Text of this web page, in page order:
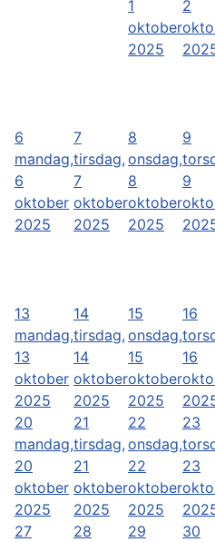
1
oktober
2025
2
6
mandag,
6
oktober
2025
7
tirsdag,
7
oktober
2025
8
onsdag,
8
oktober
2025
9
9
13
mandag,
13
oktober
2025
14
tirsdag,
14
oktober
2025
15
onsdag,
15
oktober
2025
16
16
20
mandag,
20
oktober
2025
21
tirsdag,
21
oktober
2025
22
onsdag,
22
oktober
2025
23
23
27
28
29
30